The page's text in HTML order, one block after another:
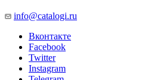
info@catalogi.ru
Вконтакте
Facebook
Twitter
Instagram